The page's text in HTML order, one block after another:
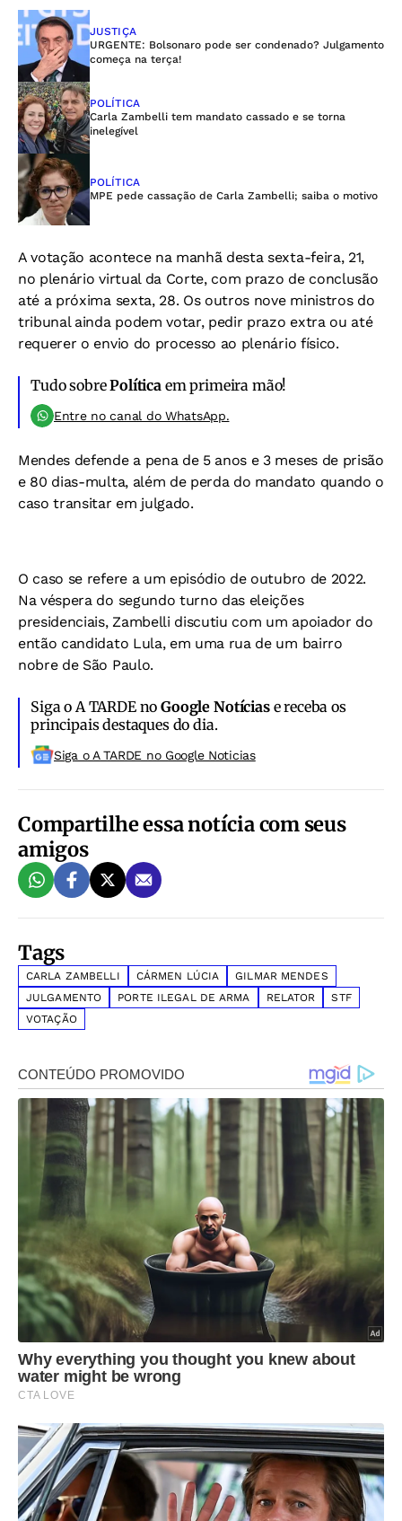
JUSTIÇA
URGENTE: Bolsonaro pode ser condenado? Julgamento
começa na terça!
POLÍTICA
Carla Zambelli tem mandato cassado e se torna
inelegível
POLÍTICA
MPE pede cassação de Carla Zambelli; saiba o motivo
A votação acontece na manhã desta sexta-feira, 21,
no plenário virtual da Corte, com prazo de conclusão
até a próxima sexta, 28. Os outros nove ministros do
tribunal ainda podem votar, pedir prazo extra ou até
requerer o envio do processo ao plenário físico.
Tudo sobrePolítica em primeira mão!
Entre no canal do WhatsApp.
Mendes defende a pena de 5 anos e 3 meses de prisão
e 80 dias-multa, além de perda do mandato quando o
caso transitar em julgado.
O caso se refere a um episódio de outubro de 2022.
Na véspera do segundo turno das eleições
presidenciais, Zambelli discutiu com um apoiador do
então candidato Lula, em uma rua de um bairro
nobre de São Paulo.
Siga o A TARDE noGoogle Notíciase receba os
principais destaques do dia.
Siga o A TARDE no Google Noticias
Compartilhe essa notícia com seus
amigos
Tags
CARLA ZAMBELLI CÁRMEN LÚCIA
GILMAR MENDES
JULGAMENTO
PORTE ILEGAL DE ARMA RELATOR
STF
VOTAÇÃO